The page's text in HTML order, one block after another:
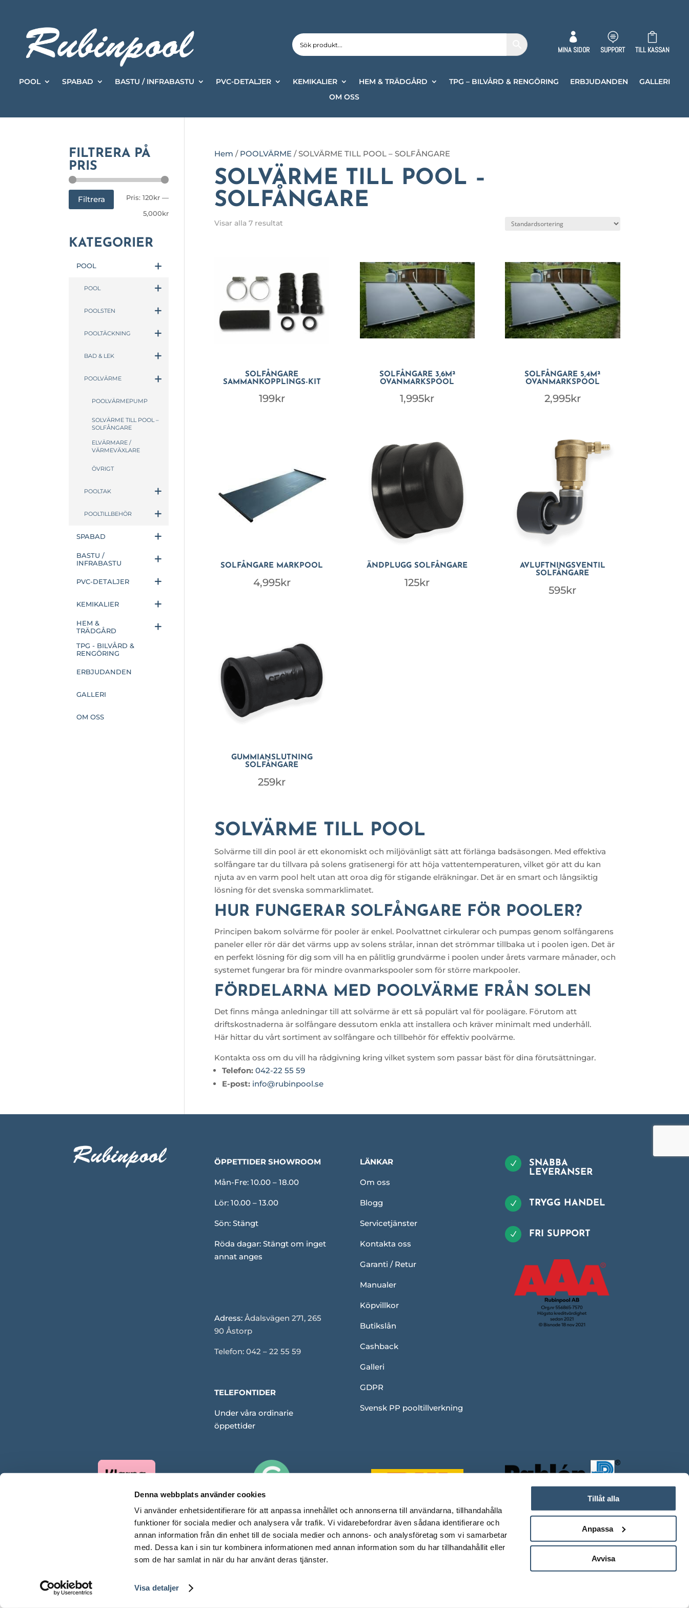
Denna webbplats använder cookies
Vi använder enhetsidentifierare för att anpassa innehållet och annonserna till användarna, tillhandahålla
funktioner för sociala medier och analysera vår trafik. Vi vidarebefordrar även sådana identifierare och
annan information från din enhet till de sociala medier och annons- och analysföretag som vi samarbetar
med. Dessa kan i sin tur kombinera informationen med annan information som du har tillhandahållit eller
som de har samlat in när du har använt deras tjänster.
Visa detaljer
Tillåt alla
Anpassa
Avvisa

MINA SIDOR

SUPPORT

TILL KASSAN
POOL SPABAD BASTU / INFRABASTU PVC-DETALJER KEMIKALIER HEM & TRÄDGÅRD TPG – BILVÅRD & RENGÖRING ERBJUDANDEN
GALLERI
OM OSS
Hem / POOLVÄRME/ SOLVÄRME TILL POOL – SOLFÅNGARE
SOLVÄRME TILL POOL –
SOLFÅNGARE
Visar alla 7 resultat
SOLFÅNGARE
SAMMANKOPPLINGS-KIT
199kr
SOLFÅNGARE 3,6M²
OVANMARKSPOOL
1,995kr
SOLFÅNGARE 5,4M²
OVANMARKSPOOL
2,995kr
SOLFÅNGARE MARKPOOL
4,995kr
ÄNDPLUGG SOLFÅNGARE
125kr
AVLUFTNINGSVENTIL
SOLFÅNGARE
595kr
GUMMIANSLUTNING
SOLFÅNGARE
259kr
SOLVÄRME TILL POOL
Solvärme till din pool är ett ekonomiskt och miljövänligt sätt att förlänga badsäsongen. Med effektiva
solfångare tar du tillvara på solens gratisenergi för att höja vattentemperaturen, vilket gör att du kan
njuta av en varm pool helt utan att oroa dig för stigande elräkningar. Det är en smart och långsiktig
lösning för det svenska sommarklimatet.
HUR FUNGERAR SOLFÅNGARE FÖR POOLER?
Principen bakom solvärme för pooler är enkel. Poolvattnet cirkulerar och pumpas genom solfångarens
paneler eller rör där det värms upp av solens strålar, innan det strömmar tillbaka ut i poolen igen. Det är
en perfekt lösning för dig som vill ha en pålitlig grundvärme i poolen under årets varmare månader, och
systemet fungerar bra för mindre ovanmarkspooler som för större markpooler.
FÖRDELARNA MED POOLVÄRME FRÅN SOLEN
Det finns många anledningar till att solvärme är ett så populärt val för poolägare. Förutom att
driftskostnaderna är solfångare dessutom enkla att installera och kräver minimalt med underhåll.
Här hittar du vårt sortiment av solfångare och tillbehör för effektiv poolvärme.
Kontakta oss om du vill ha rådgivning kring vilket system som passar bäst för dina förutsättningar.
Telefon: 042-22 55 59
E-post: info@rubinpool.se
FILTRERA PÅ
PRIS
Min
pris
Max
pris
Filtrera Pris: 120kr—
5,000kr
KATEGORIER
POOL
POOL
POOLSTEN
POOLTÄCKNING
BAD & LEK
POOLVÄRME
POOLVÄRMEPUMP
SOLVÄRME TILL POOL –
SOLFÅNGARE
ELVÄRMARE /
VÄRMEVÄXLARE
ÖVRIGT
POOLTAK
POOLTILLBEHÖR
SPABAD
BASTU /
INFRABASTU
PVC-DETALJER
KEMIKALIER
HEM &
TRÄDGÅRD
TPG - BILVÅRD &
RENGÖRING
ERBJUDANDEN
GALLERI
OM OSS
ÖPPETTIDER SHOWROOM
Mån-Fre: 10.00 – 18.00
Lör: 10.00 – 13.00
Sön: Stängt
Röda dagar: Stängt om inget
annat anges
Adress: Ådalsvägen 271, 265
90 Åstorp
Telefon: 042 – 22 55 59
TELEFONTIDER
Under våra ordinarie
öppettider
LÄNKAR
Om oss
Blogg
Servicetjänster
Kontakta oss
Garanti / Retur
Manualer
Köpvillkor
Butikslån
Cashback
Galleri
GDPR
Svensk PP pooltillverkning
N
SNABBA
LEVERANSER
N TRYGG HANDEL
N FRI SUPPORT
0